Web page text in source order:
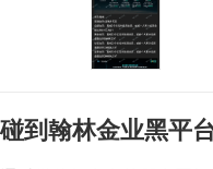
碰到翰林金业黑平